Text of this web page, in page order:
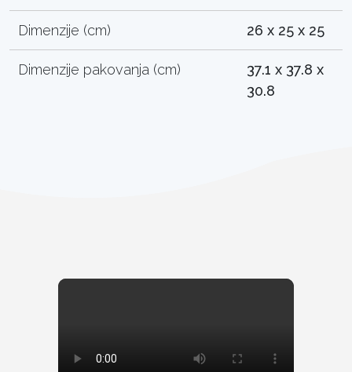
Dimenzije (cm) 26 x 25 x 25
Dimenzije pakovanja (cm)
37.1 x 37.8 x
30.8